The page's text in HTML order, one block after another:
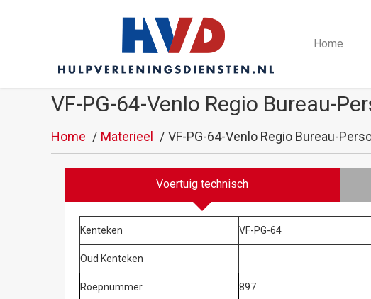
Home
VF-PG-64-Venlo Regio Bureau-
Home Materieel VF-PG-64-Venlo Regio Bureau-
Voertuig technisch
Kenteken VF-PG-64
Oud Kenteken
Roepnummer 897